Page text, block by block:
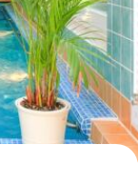
Auf der Karte anzeigen